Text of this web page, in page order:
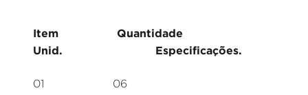
Item Quantidade
Unid. Especificações.
01 06